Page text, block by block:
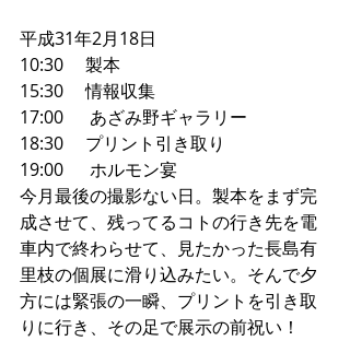
平成31年2月18日
10:30     製本
15:30     情報収集
17:00      あざみ野ギャラリー
18:30     プリント引き取り
19:00      ホルモン宴
今月最後の撮影ない日。製本をまず完
成させて、残ってるコトの行き先を電
車内で終わらせて、見たかった長島有
里枝の個展に滑り込みたい。そんで夕
方には緊張の一瞬、プリントを引き取
りに行き、その足で展示の前祝い！